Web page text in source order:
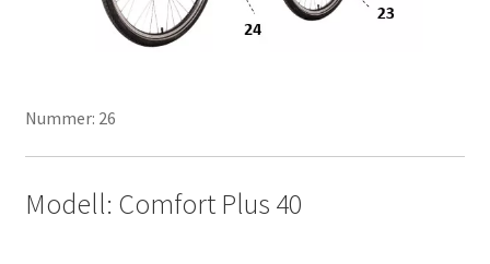
Nummer: 26
Modell: Comfort Plus 40